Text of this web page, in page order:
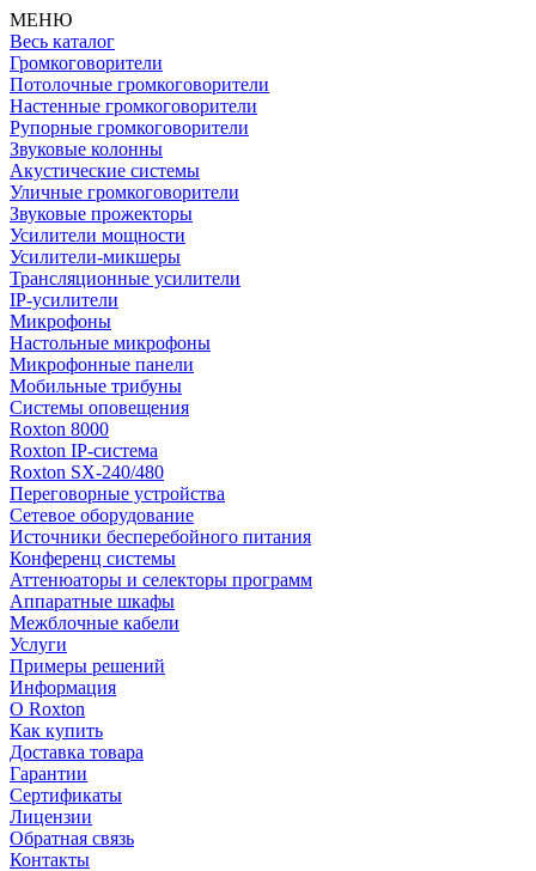
МЕНЮ
Весь каталог
Громкоговорители
Потолочные громкоговорители
Настенные громкоговорители
Рупорные громкоговорители
Звуковые колонны
Акустические системы
Уличные громкоговорители
Звуковые прожекторы
Усилители мощности
Усилители-микшеры
Трансляционные усилители
IP-усилители
Микрофоны
Настольные микрофоны
Микрофонные панели
Мобильные трибуны
Системы оповещения
Roxton 8000
Roxton IP-система
Roxton SX-240/480
Переговорные устройства
Сетевое оборудование
Источники бесперебойного питания
Конференц системы
Аттенюаторы и селекторы программ
Аппаратные шкафы
Межблочные кабели
Услуги
Примеры решений
Информация
О Roxton
Как купить
Доставка товара
Гарантии
Сертификаты
Лицензии
Обратная связь
Контакты